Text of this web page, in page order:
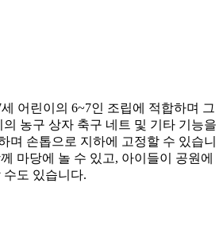
어린이의 6~7인 조립에 적합하며 그
의 농구 상자 축구 네트 및 기타 기능을
며 손톱으로 지하에 고정할 수 있습니
마당에 놀 수 있고, 아이들이 공원에
도 있습니다.